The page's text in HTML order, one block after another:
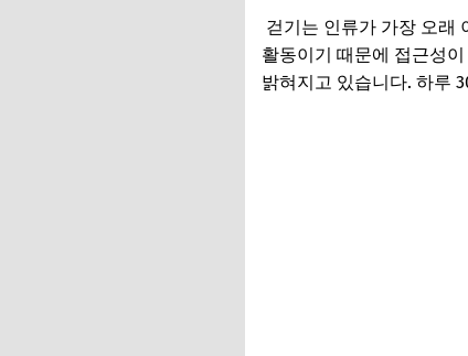
걷기는 인류가 가장 오래
활동이기 때문에 접근성
밝혀지고 있습니다. 하루